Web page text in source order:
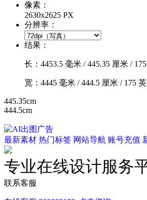
像素：
2630x2625 PX
分辨率：
结果：
长： 4453.5 毫米 /445.35 厘米 /
宽： 4445 毫米 /444.5 厘米 / 175
445.35cm
444.5cm
最新素材 热门标签 网站导航 账号充值
专业在线设计服务
联系客服